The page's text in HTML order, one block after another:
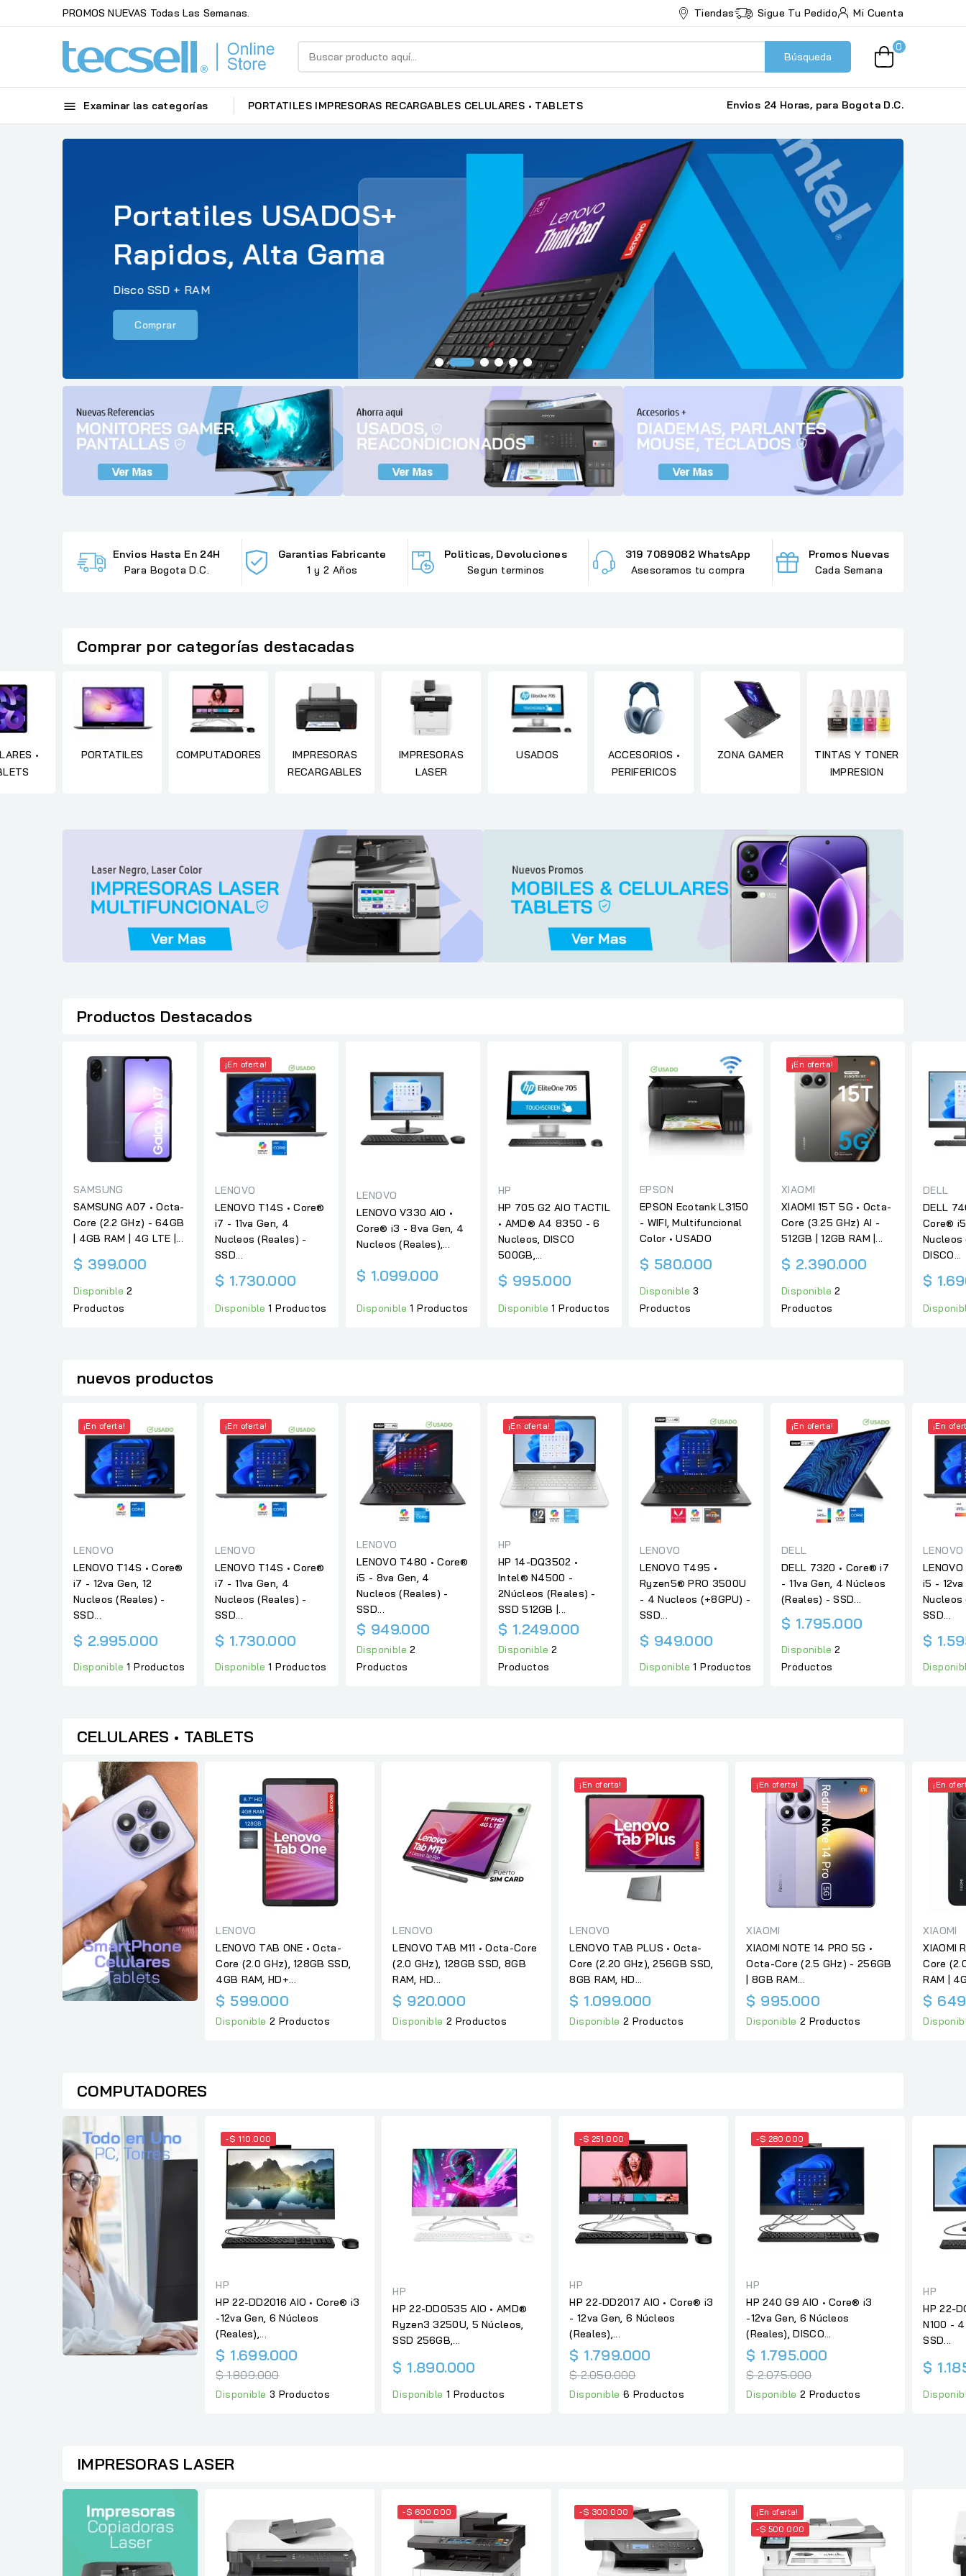
PROMOS NUEVAS Todas Las Semanas. Tiendas Sigue Tu Pedido Mi Cuenta
Búsqueda
0
 Examinar las categorías PORTATILES IMPRESORAS RECARGABLES CELULARES • TABLETS Envios 24 Horas, para Bogota D.C.
Portatiles USADOS+
Rapidos, Alta Gama
Disco SSD + RAM
Comprar
Envios Hasta En 24H
Para Bogota D.C.
Garantias Fabricante
1 y 2 Años
Politicas, Devoluciones
Segun terminos
319 7089082 WhatsApp
Asesoramos tu compra
Promos Nuevas
Cada Semana
Comprar por categorías destacadas
•
PORTATILES COMPUTADORES
IMPRESORAS
RECARGABLES
IMPRESORAS
LASER
USADOS
ACCESORIOS •
PERIFERICOS
ZONA GAMER
TINTAS Y TONER
IMPRESION
Productos Destacados
SAMSUNG
SAMSUNG A07 • Octa-
Core (2.2 GHz) - 64GB
| 4GB RAM | 4G LTE |...
$ 399.000
Disponible2
Productos
¡En oferta!
LENOVO
LENOVO T14S • Core®
i7 - 11va Gen, 4
Nucleos (Reales) -
SSD...
$ 1.730.000
Disponible1 Productos
LENOVO
LENOVO V330 AIO •
Core® i3 - 8va Gen, 4
Nucleos (Reales),...
$ 1.099.000
Disponible1 Productos
HP
HP 705 G2 AIO TACTIL
• AMD® A4 8350 - 6
Nucleos, DISCO
500GB,...
$ 995.000
Disponible1 Productos
EPSON
EPSON Ecotank L3150
- WIFI, Multifuncional
Color • USADO
$ 580.000
Disponible3
Productos
¡En oferta!
XIAOMI
XIAOMI 15T 5G • Octa-
Core (3.25 GHz) AI -
512GB | 12GB RAM |...
$ 2.390.000
Disponible2
Productos
DELL
DELL
Core®
Nucleos
DISCO...
$
nuevos productos
¡En oferta!
LENOVO
LENOVO T14S • Core®
i7 - 12va Gen, 12
Nucleos (Reales) -
SSD...
$ 2.995.000
Disponible1 Productos
¡En oferta!
LENOVO
LENOVO T14S • Core®
i7 - 11va Gen, 4
Nucleos (Reales) -
SSD...
$ 1.730.000
Disponible1 Productos
LENOVO
LENOVO T480 • Core®
i5 - 8va Gen, 4
Nucleos (Reales) -
SSD...
$ 949.000
Disponible2
Productos
¡En oferta!
HP
HP 14-DQ3502 •
Intel® N4500 -
2Núcleos (Reales) -
SSD 512GB |...
$ 1.249.000
Disponible2
Productos
LENOVO
LENOVO T495 •
Ryzen5® PRO 3500U
- 4 Nucleos (+8GPU) -
SSD...
$ 949.000
Disponible1 Productos
¡En oferta!
DELL
DELL 7320 • Core® i7
- 11va Gen, 4 Núcleos
(Reales) - SSD...
$ 1.795.000
Disponible2
Productos
¡En
LENOVO
i5 - 12va
Nucleos
SSD...
$
CELULARES • TABLETS
LENOVO
LENOVO TAB ONE • Octa-
Core (2.0 GHz), 128GB SSD,
4GB RAM, HD+...
$ 599.000
Disponible 2 Productos
LENOVO
LENOVO TAB M11 • Octa-Core
(2.0 GHz), 128GB SSD, 8GB
RAM, HD...
$ 920.000
Disponible 2 Productos
¡En oferta!
LENOVO
LENOVO TAB PLUS • Octa-
Core (2.20 GHz), 256GB SSD,
8GB RAM, HD...
$ 1.099.000
Disponible 2 Productos
¡En oferta!
XIAOMI
XIAOMI NOTE 14 PRO 5G •
Octa-Core (2.5 GHz) - 256GB
| 8GB RAM...
$ 995.000
Disponible 2 Productos
¡En
XIAOMI
XIAOMI
Core
RAM |
$
COMPUTADORES
-$ 110.000
HP
HP 22-DD2016 AIO • Core® i3
-12va Gen, 6 Núcleos
(Reales),...
$ 1.699.000
$ 1.809.000
Disponible 3 Productos
HP
HP 22-DD0535 AIO • AMD®
Ryzen3 3250U, 5 Núcleos,
SSD 256GB,...
$ 1.890.000
Disponible 1 Productos
-$ 251.000
HP
HP 22-DD2017 AIO • Core® i3
- 12va Gen, 6 Núcleos
(Reales),...
$ 1.799.000
$ 2.050.000
Disponible 6 Productos
-$ 280.000
HP
HP 240 G9 AIO • Core® i3
-12va Gen, 6 Núcleos
(Reales), DISCO...
$ 1.795.000
$ 2.075.000
Disponible 2 Productos
HP
HP 22-
N100 -
SSD...
$
IMPRESORAS LASER
-$ 600.000 -$ 300.000
¡En oferta!
-$ 500.000